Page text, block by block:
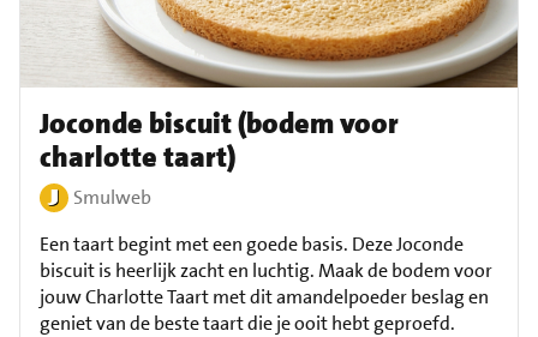
Joconde biscuit (bodem voor
charlotte taart)
Smulweb
Een taart begint met een goede basis. Deze Joconde
biscuit is heerlijk zacht en luchtig. Maak de bodem voor
jouw Charlotte Taart met dit amandelpoeder beslag en
geniet van de beste taart die je ooit hebt geproefd.